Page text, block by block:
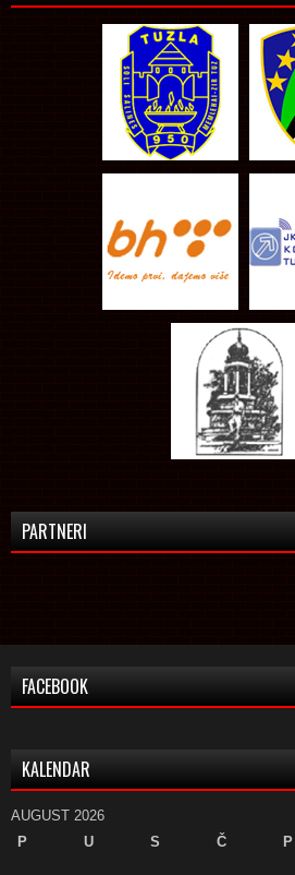
PARTNERI
FACEBOOK
KALENDAR
AUGUST 2026
P
U S Č P